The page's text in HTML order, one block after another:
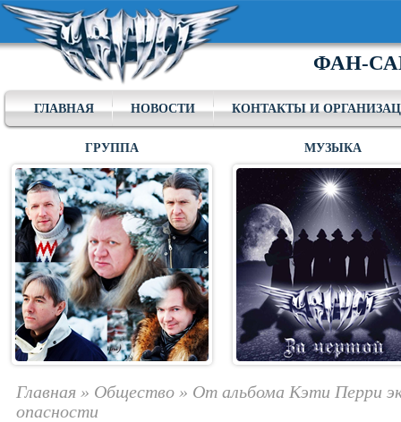
ФАН-
ГЛАВНАЯ НОВОСТИ КОНТАКТЫ И
ГРУППА МУЗЫКА
Главная » Общество » От альбома Кэти Перри
опасности